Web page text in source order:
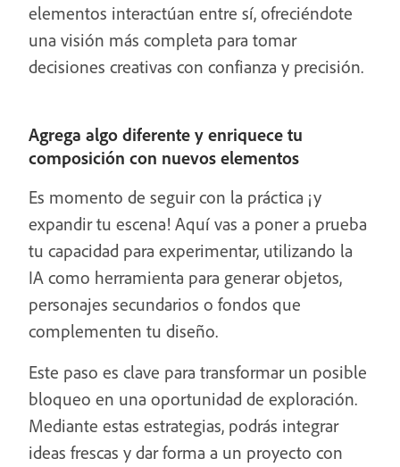
elementos interactúan entre sí, ofreciéndote
una visión más completa para tomar
decisiones creativas con confianza y precisión.
Agrega algo diferente y enriquece tu
composición con nuevos elementos
Es momento de seguir con la práctica ¡y
expandir tu escena! Aquí vas a poner a prueba
tu capacidad para experimentar, utilizando la
IA como herramienta para generar objetos,
personajes secundarios o fondos que
complementen tu diseño.
Este paso es clave para transformar un posible
bloqueo en una oportunidad de exploración.
Mediante estas estrategias, podrás integrar
ideas frescas y dar forma a un proyecto con